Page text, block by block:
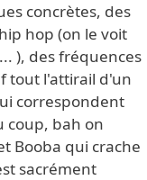
concrètes, des
hop (on le voit
), des fréquences
tout l'attirail d'un
correspondent
coup, bah on
Booba qui crache
sacrément